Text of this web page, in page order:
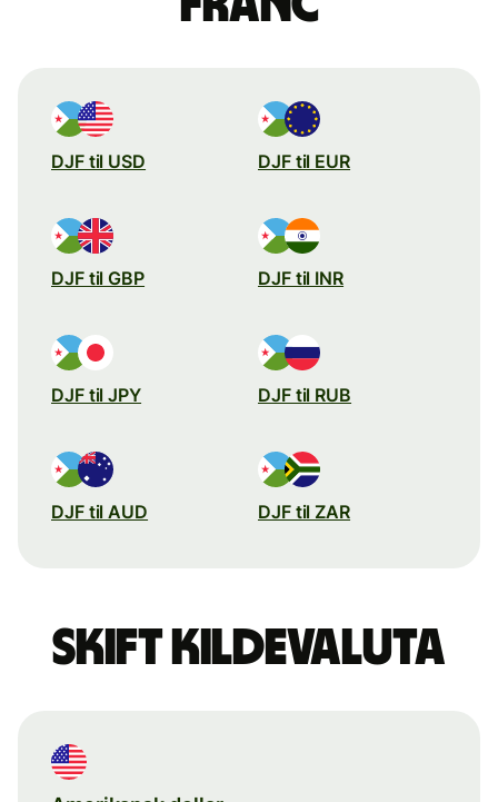
DJF til USD DJF til EUR
DJF til GBP DJF til INR
DJF til JPY DJF til RUB
DJF til AUD DJF til ZAR
Skift kildevaluta